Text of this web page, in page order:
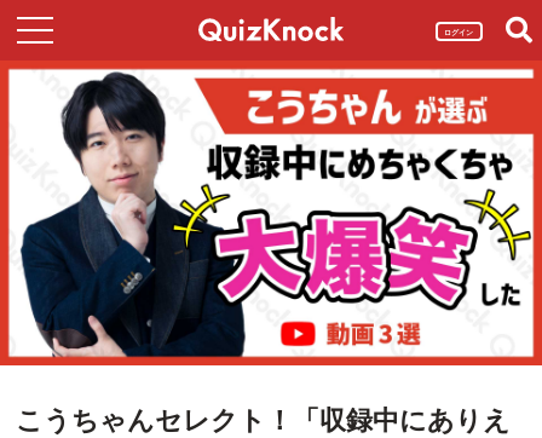
ログイン
こうちゃんセレクト！「収録中にありえ